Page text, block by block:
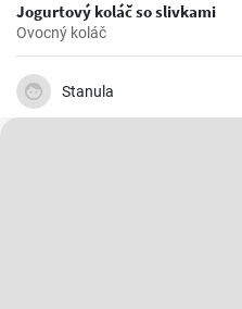
Jogurtový koláč so slivkami
Ovocný koláč
Stanula